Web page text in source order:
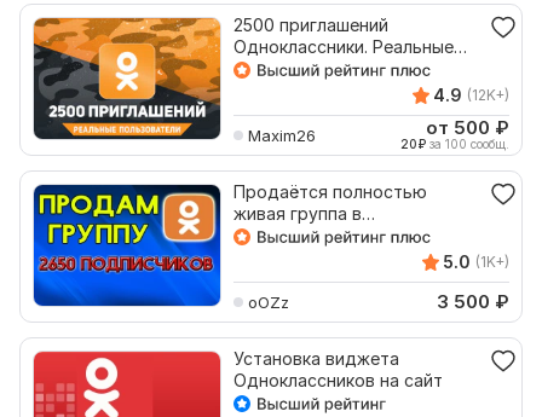
2500 приглашений
Одноклассники. Реальные
пользователи ОК
4.9 (12K+)
Maxim26 от 500 ₽
20₽ за 100 сообщ.
Продаётся полностью
живая группа в
Одноклассниках
5.0 (1K+)
oOZz 3 500 ₽
Установка виджета
Одноклассников на сайт